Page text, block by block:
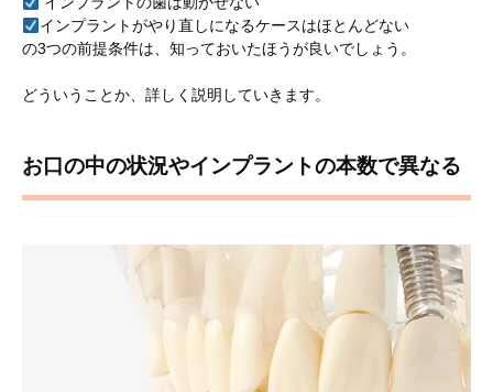
インプラントがやり直しになるケースはほとんどない
の3つの前提条件は、知っておいたほうが良いでしょう。
どういうことか、詳しく説明していきます。
お口の中の状況やインプラントの本数で異なる